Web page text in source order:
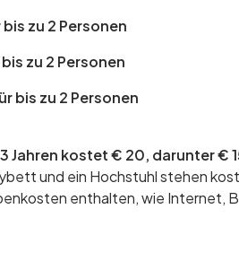
zu 2 Personen
zu 2 Personen
bis zu 2 Personen
Jahren kostet € 20, darunter €
und ein Hochstuhl stehen
enthalten, wie Internet,